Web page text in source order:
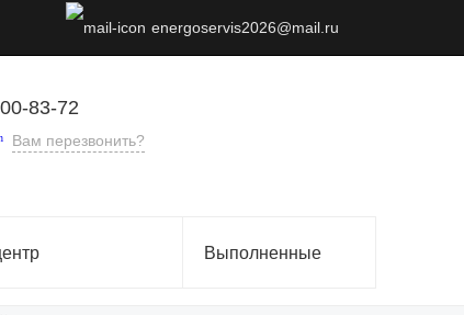
energoservis2026@mail.ru
83-72
Вам перезвонить?
Выполненные